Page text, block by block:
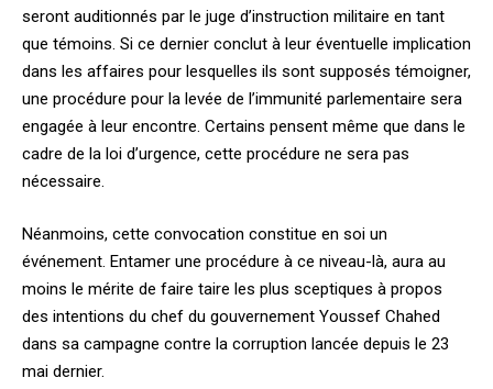
seront auditionnés par le juge d’instruction militaire en tant
que témoins. Si ce dernier conclut à leur éventuelle implication
dans les affaires pour lesquelles ils sont supposés témoigner,
une procédure pour la levée de l’immunité parlementaire sera
engagée à leur encontre. Certains pensent même que dans le
cadre de la loi d’urgence, cette procédure ne sera pas
nécessaire.
Néanmoins, cette convocation constitue en soi un
événement. Entamer une procédure à ce niveau-là, aura au
moins le mérite de faire taire les plus sceptiques à propos
des intentions du chef du gouvernement Youssef Chahed
dans sa campagne contre la corruption lancée depuis le 23
mai dernier.